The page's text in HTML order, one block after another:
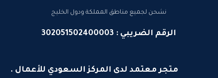
نشحن لجميع مناطق المملكة ودول الخليج
الرقم الضريبي : 302051502400003
متجر معتمد لدى المركز السعودي للأعمال .